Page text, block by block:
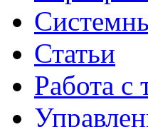
Статьи
Работа с